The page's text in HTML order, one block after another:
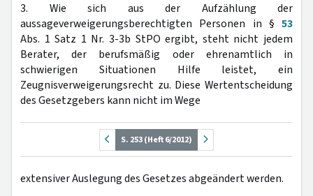
3. Wie sich aus der Aufzählung der
aussageverweigerungsberechtigten Personen in § 53
Abs. 1 Satz 1 Nr. 3-3b StPO ergibt, steht nicht jedem
Berater, der berufsmäßig oder ehrenamtlich in
schwierigen Situationen Hilfe leistet, ein
Zeugnisverweigerungsrecht zu. Diese Wertentscheidung
des Gesetzgebers kann nicht im Wege
S. 253 (Heft 6/2012)
extensiver Auslegung des Gesetzes abgeändert werden.